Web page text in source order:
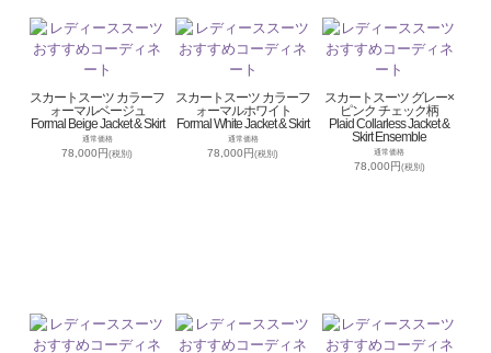
スカートスーツ カラーフ
ォーマルベージュ
Formal Beige Jacket & Skirt
通常価格
78,000円(税別)
スカートスーツ カラーフ
ォーマルホワイト
Formal White Jacket & Skirt
通常価格
78,000円(税別)
スカートスーツ グレー×
ピンク チェック柄
Plaid Collarless Jacket &
Skirt Ensemble
通常価格
78,000円(税別)